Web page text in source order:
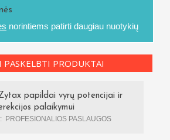
norintiems patirti daugiau nuotykių
PASKELBTI PRODUKTAI
papildai vyrų potencijai ir
palaikymui
Į: PROFESIONALIOS PASLAUGOS